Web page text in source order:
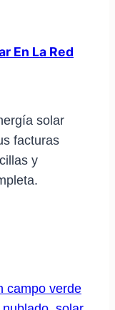
En La Red
solar
facturas
y